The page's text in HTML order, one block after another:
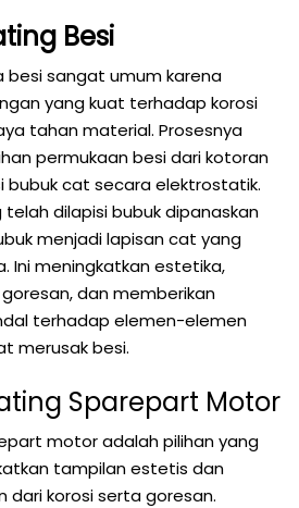
Besi
besi sangat umum karena
yang kuat terhadap korosi
tahan material. Prosesnya
permukaan besi dari kotoran
bubuk cat secara elektrostatik.
dilapisi bubuk dipanaskan
menjadi lapisan cat yang
Ini meningkatkan estetika,
dan memberikan
terhadap elemen-elemen
merusak besi.
Sparepart Motor
motor adalah pilihan yang
tampilan estetis dan
dari korosi serta goresan.